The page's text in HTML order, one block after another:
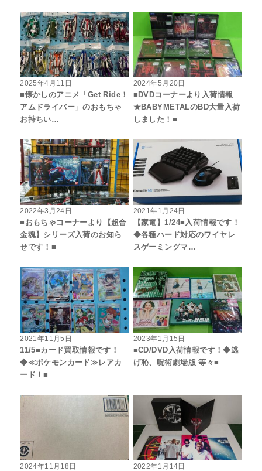
2025年4月11日
■懐かしのアニメ「Get Ride！
アムドライバー」のおもちゃ
お持ちい…
2024年5月20日
■DVDコーナーより入荷情報
★BABYMETALのBD大量入荷
しました！■
2022年3月24日
■おもちゃコーナーより【超合
金魂】シリーズ入荷のお知ら
せです！■
2021年1月24日
【家電】1/24■入荷情報です！
◆各種ハード対応のワイヤレ
スゲーミングマ…
2021年11月5日
11/5■カード買取情報です！
◆≪ポケモンカード≫レアカ
ード！■
2023年1月15日
■CD/DVD入荷情報です！◆逃
げ恥、呪術劇場版 等々■
2024年11月18日
2022年1月14日